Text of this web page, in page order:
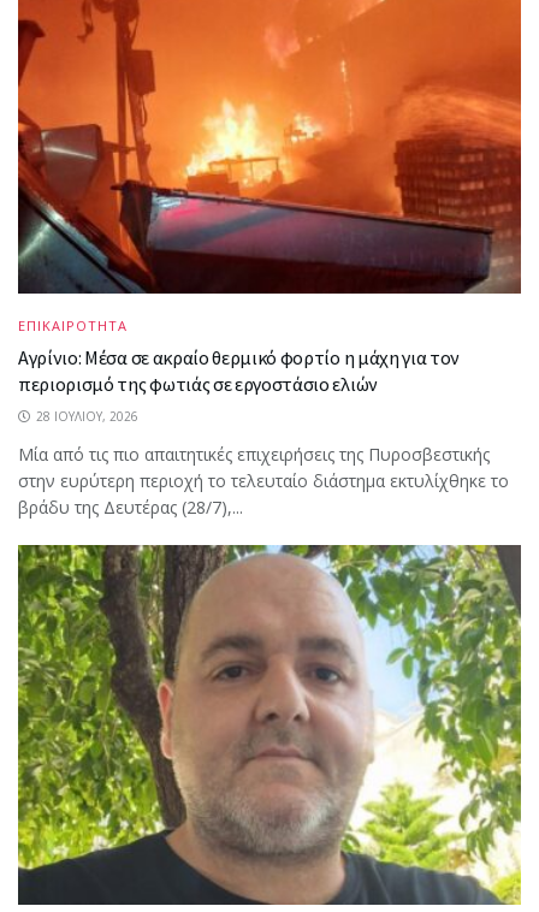
ΕΠΙΚΑΙΡΟΤΗΤΑ
Αγρίνιο: Μέσα σε ακραίο θερμικό φορτίο η μάχη για τον
περιορισμό της φωτιάς σε εργοστάσιο ελιών
28 ΙΟΥΛΊΟΥ, 2026
Μία από τις πιο απαιτητικές επιχειρήσεις της Πυροσβεστικής
στην ευρύτερη περιοχή το τελευταίο διάστημα εκτυλίχθηκε το
βράδυ της Δευτέρας (28/7),...